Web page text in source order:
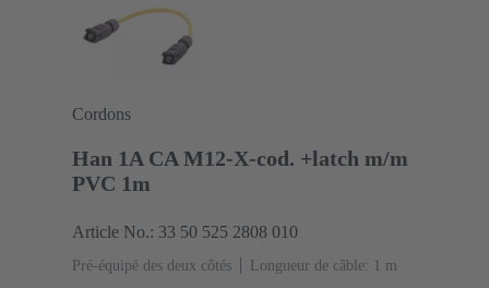
Cordons
Han 1A CA M12-X-cod. +latch m/m
PVC 1m
Article No.: 33 50 525 2808 010
Pré-équipé des deux côtés Longueur de câble: 1 m